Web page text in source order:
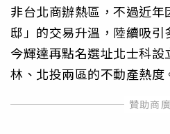
非台北商辦熱區，不過近年
邸」的交易升溫，陸續吸
今輝達再點名選址北士科
林、北投兩區的不動產熱度